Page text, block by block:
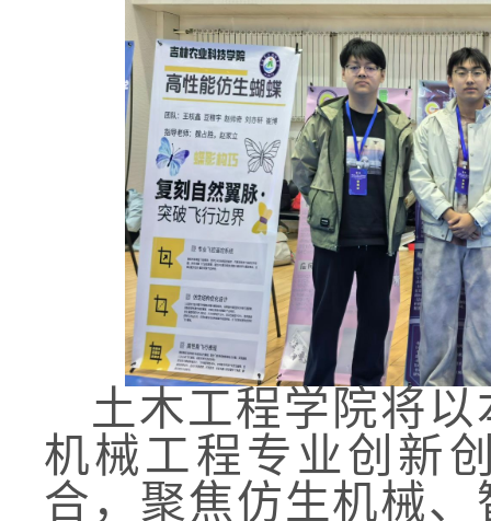
土木工程学院将
机械工程专业创新
合，聚焦仿生机械